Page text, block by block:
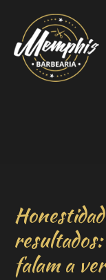
falam a